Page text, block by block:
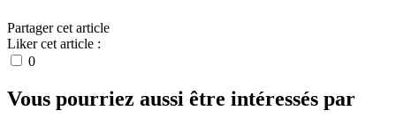
Partager cet article
Liker cet article :
0
Vous pourriez aussi être intéressés par